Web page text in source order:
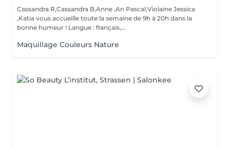
Cassandra R,Cassandra B,Anne ,An Pascal,Violaine Jessica
,Katia vous accueille toute la semaine de 9h à 20h dans la
bonne humeur ! Langue : français,...
Maquillage Couleurs Nature